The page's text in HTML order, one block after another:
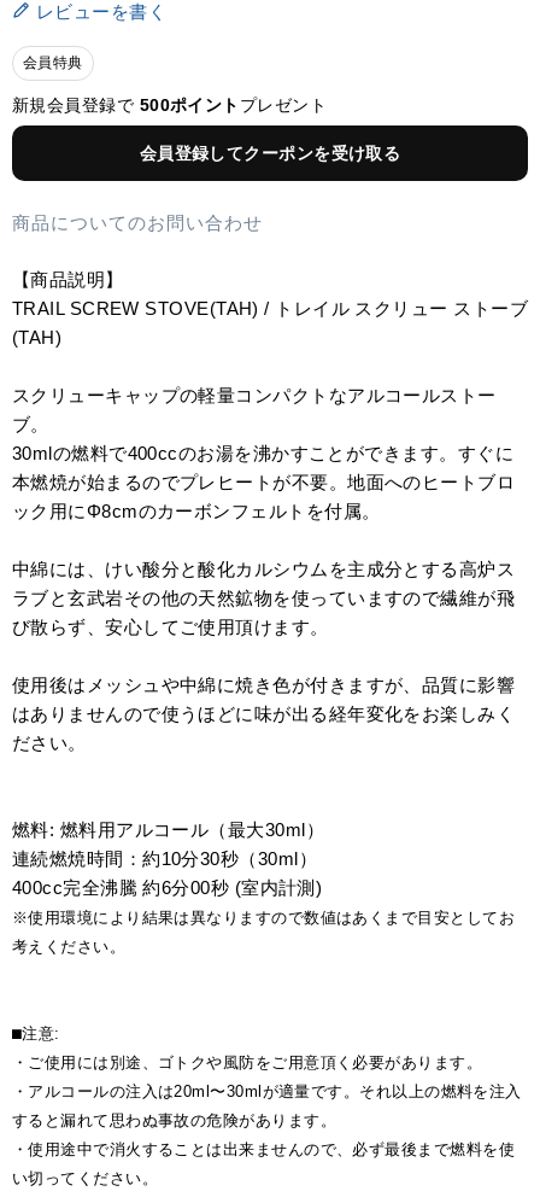
レビューを書く
会員特典
新規会員登録で 500ポイント プレゼント
会員登録してクーポンを受け取る
商品についてのお問い合わせ
【商品説明】
TRAIL SCREW STOVE(TAH) / トレイル スクリュー ストーブ
(TAH)
スクリューキャップの軽量コンパクトなアルコールストー
ブ。
30mlの燃料で400ccのお湯を沸かすことができます。すぐに
本燃焼が始まるのでプレヒートが不要。地面へのヒートブロ
ック用にΦ8cmのカーボンフェルトを付属。
中綿には、けい酸分と酸化カルシウムを主成分とする高炉ス
ラブと玄武岩その他の天然鉱物を使っていますので繊維が飛
び散らず、安心してご使用頂けます。
使用後はメッシュや中綿に焼き色が付きますが、品質に影響
はありませんので使うほどに味が出る経年変化をお楽しみく
ださい。
燃料: 燃料用アルコール（最大30ml）
連続燃焼時間：約10分30秒（30ml）
400cc完全沸騰 約6分00秒 (室内計測)
※使用環境により結果は異なりますので数値はあくまで目安としてお
考えください。
⬛︎注意:
・ご使用には別途、ゴトクや風防をご用意頂く必要があります。
・アルコールの注入は20ml〜30mlが適量です。それ以上の燃料を注入
すると漏れて思わぬ事故の危険があります。
・使用途中で消火することは出来ませんので、必ず最後まで燃料を使
い切ってください。